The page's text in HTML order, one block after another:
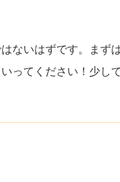
ないはずです。まず
ってください！少し